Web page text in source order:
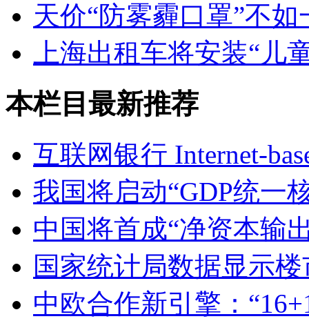
天价“防雾霾口罩”不
上海出租车将安装“儿
本栏目最新推荐
互联网银行 Internet-
我国将启动“GDP统一
中国将首成“净资本输
国家统计局数据显示楼
中欧合作新引擎：